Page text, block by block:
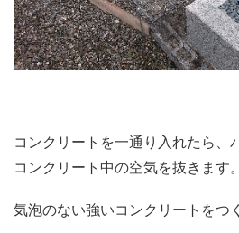
コンクリートを一通り入れたら、
コンクリート中の空気を抜きます。
気泡のない強いコンクリートをつ